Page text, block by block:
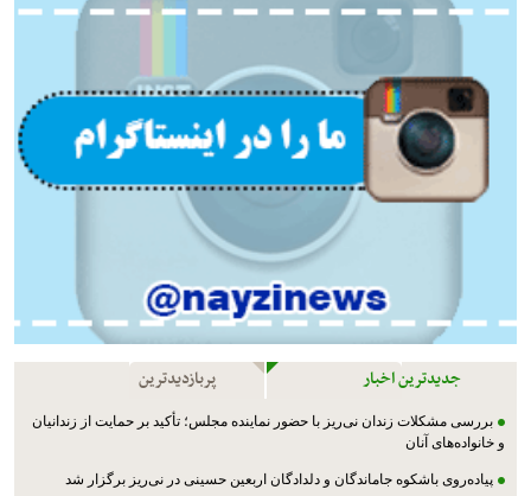
جدیدترین اخبار پربازدیدترین
بررسی مشکلات زندان نی‌ریز با حضور نماینده مجلس؛ تأکید بر حمایت از زندانیان
و خانواده‌های آنان
پیاده‌روی باشکوه جاماندگان و دلدادگان اربعین حسینی در نی‌ریز برگزار شد